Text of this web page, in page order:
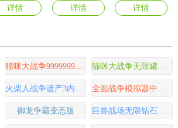
详情
详情
详情
猫咪大战争9999999罐头版可扭蛋 猫咪大战争无限罐头版可扭蛋最新版
火柴人战争遗产3内置功能菜单版 全面战争模拟器中文版
御龙争霸变态版 巨兽战场无限钻石无限高级狩猎币版